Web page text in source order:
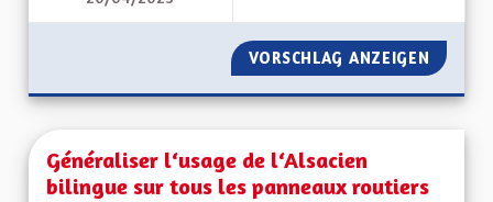
VORSCHLAG ANZEIGEN
Généraliser l‘usage de l‘Alsacien
bilingue sur tous les panneaux routiers